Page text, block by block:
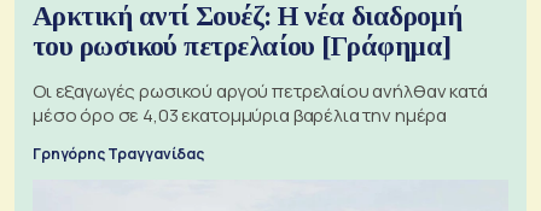
Αρκτική αντί Σουέζ: Η νέα διαδρομή
του ρωσικού πετρελαίου [Γράφημα]
Οι εξαγωγές ρωσικού αργού πετρελαίου ανήλθαν κατά
μέσο όρο σε 4,03 εκατομμύρια βαρέλια την ημέρα
Γρηγόρης Τραγγανίδας